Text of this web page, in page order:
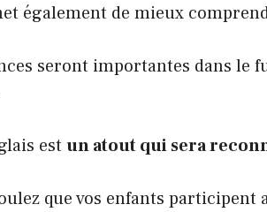
également de mieux
seront importantes dans le
est un atout qui sera
que vos enfants